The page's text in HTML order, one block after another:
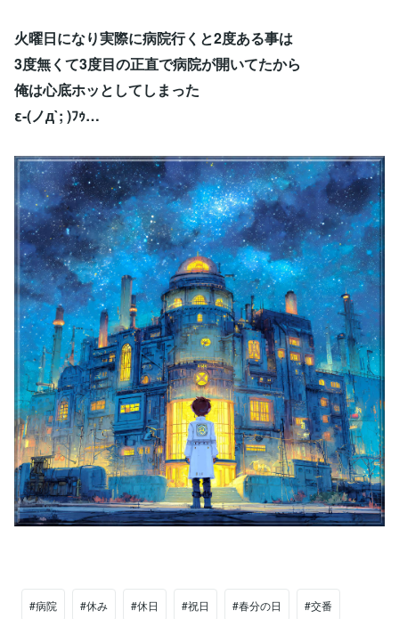
火曜日になり実際に病院行くと2度ある事は
3度無くて3度目の正直で病院が開いてたから
俺は心底ホッとしてしまった
ε-(ノд`; )ﾌｩ…
#病院 #休み #休日 #祝日 #春分の日 #交番